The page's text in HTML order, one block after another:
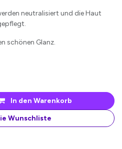
neutralisiert und die Haut
schönen Glanz.
In den Warenkorb
Wunschliste